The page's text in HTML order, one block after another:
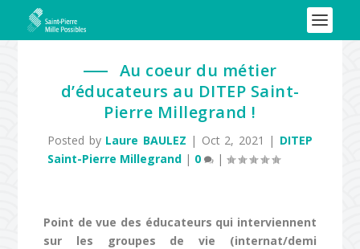
Au coeur du métier
d’éducateurs au DITEP Saint-
Pierre Millegrand !
Posted by Laure BAULEZ | Oct 2, 2021 | DITEP
Saint-Pierre Millegrand | 0 |
Point de vue des éducateurs qui interviennent
sur les groupes de vie (internat/demi